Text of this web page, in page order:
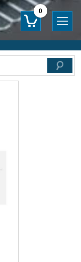
0